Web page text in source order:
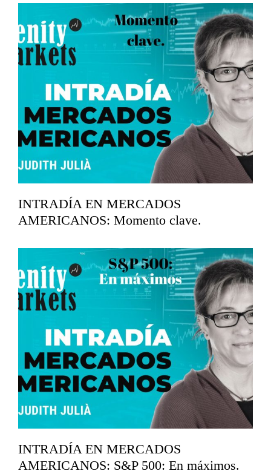
INTRADÍA EN MERCADOS
AMERICANOS: Momento clave.
INTRADÍA EN MERCADOS
AMERICANOS: S&P 500: En máximos.